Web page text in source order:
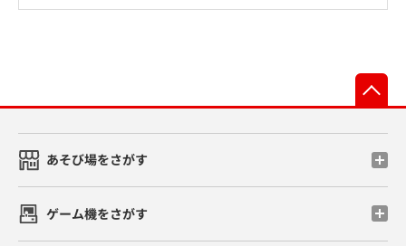
あそび場をさがす
ゲーム機をさがす